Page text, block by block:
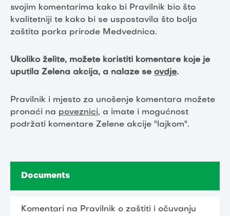
svojim komentarima kako bi Pravilnik bio što
kvalitetniji te kako bi se uspostavila što bolja
zaštita parka prirode Medvednica.
Ukoliko želite, možete koristiti komentare koje je
uputila Zelena akcija, a nalaze se ovdje.
Pravilnik i mjesto za unošenje komentara možete
pronaći na poveznici, a imate i mogućnost
podržati komentare Zelene akcije "lajkom".
Documents
Komentari na Pravilnik o zaštiti i očuvanju